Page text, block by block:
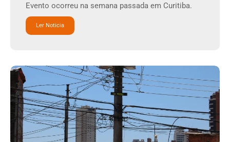
Evento ocorreu na semana passada em Curitiba.
Ler Noticia